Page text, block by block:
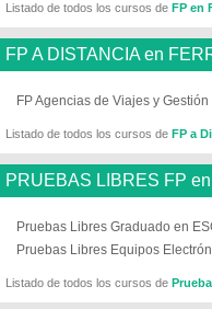
Listado de todos los cursos de FP en
FP A DISTANCIA en
FP Agencias de Viajes y
Listado de todos los cursos de FP a
PRUEBAS LIBRES FP
Pruebas Libres Graduado en
Pruebas Libres Equipos
Listado de todos los cursos de